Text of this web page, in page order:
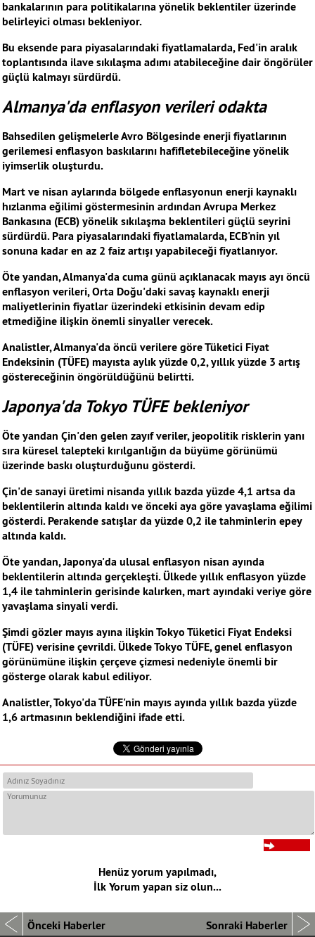
bankalarının para politikalarına yönelik beklentiler üzerinde
belirleyici olması bekleniyor.
Bu eksende para piyasalarındaki fiyatlamalarda, Fed'in aralık
toplantısında ilave sıkılaşma adımı atabileceğine dair öngörüler
güçlü kalmayı sürdürdü.
Almanya'da enflasyon verileri odakta
Bahsedilen gelişmelerle Avro Bölgesinde enerji fiyatlarının
gerilemesi enflasyon baskılarını hafifletebileceğine yönelik
iyimserlik oluşturdu.
Mart ve nisan aylarında bölgede enflasyonun enerji kaynaklı
hızlanma eğilimi göstermesinin ardından Avrupa Merkez
Bankasına (ECB) yönelik sıkılaşma beklentileri güçlü seyrini
sürdürdü. Para piyasalarındaki fiyatlamalarda, ECB'nin yıl
sonuna kadar en az 2 faiz artışı yapabileceği fiyatlanıyor.
Öte yandan, Almanya'da cuma günü açıklanacak mayıs ayı öncü
enflasyon verileri, Orta Doğu'daki savaş kaynaklı enerji
maliyetlerinin fiyatlar üzerindeki etkisinin devam edip
etmediğine ilişkin önemli sinyaller verecek.
Analistler, Almanya'da öncü verilere göre Tüketici Fiyat
Endeksinin (TÜFE) mayısta aylık yüzde 0,2, yıllık yüzde 3 artış
göstereceğinin öngörüldüğünü belirtti.
Japonya'da Tokyo TÜFE bekleniyor
Öte yandan Çin'den gelen zayıf veriler, jeopolitik risklerin yanı
sıra küresel talepteki kırılganlığın da büyüme görünümü
üzerinde baskı oluşturduğunu gösterdi.
Çin'de sanayi üretimi nisanda yıllık bazda yüzde 4,1 artsa da
beklentilerin altında kaldı ve önceki aya göre yavaşlama eğilimi
gösterdi. Perakende satışlar da yüzde 0,2 ile tahminlerin epey
altında kaldı.
Öte yandan, Japonya'da ulusal enflasyon nisan ayında
beklentilerin altında gerçekleşti. Ülkede yıllık enflasyon yüzde
1,4 ile tahminlerin gerisinde kalırken, mart ayındaki veriye göre
yavaşlama sinyali verdi.
Şimdi gözler mayıs ayına ilişkin Tokyo Tüketici Fiyat Endeksi
(TÜFE) verisine çevrildi. Ülkede Tokyo TÜFE, genel enflasyon
görünümüne ilişkin çerçeve çizmesi nedeniyle önemli bir
gösterge olarak kabul ediliyor.
Analistler, Tokyo'da TÜFE'nin mayıs ayında yıllık bazda yüzde
1,6 artmasının beklendiğini ifade etti.
Henüz yorum yapılmadı,
İlk Yorum yapan siz olun...
Önceki Haberler Sonraki Haberler